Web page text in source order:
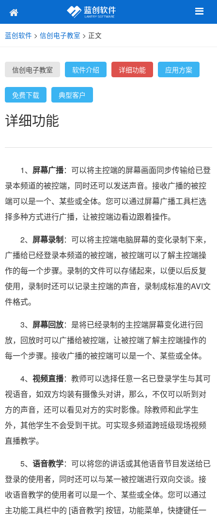
蓝创软件 > 信创电子教室 > 正文
信创电子教室 软件介绍 详细功能 应用方案
免费下载 典型客户
详细功能
1、 屏幕广播：可以将主控端的屏幕画面同步传输给已登
录本频道的被控端，同时还可以发送声音。接收广播的被控
端可以是一个、某些或全体。您可以通过屏幕广播工具栏选
择多种方式进行广播，让被控端边看边跟着操作。
2、 屏幕录制：可以将主控端电脑屏幕的变化录制下来，
广播给已经登录本频道的被控端，被控端可以了解主控端操
作的每一个步骤。录制的文件可以存储起来，以便以后反复
使用，录制时还可以记录主控端的声音，录制成标准的AVI文
件格式。
3、 屏幕回放：是将已经录制的主控端屏幕变化进行回
放，回放时可以广播给被控端，让被控端了解主控端操作的
每一个步骤。接收广播的被控端可以是一个、某些或全体。
4、 视频直播：教师可以选择任意一名已登录学生与其可
视语音，如双方均装有摄像头对讲，那么，不仅可以听到对
方的声音，还可以看见对方的实时影像。除教师和此学生
外，其他学生不会受到干扰。可实现多频道跨班级现场视频
直播教学。
5、 语音教学：可以将您的讲话或其他语音节目发送给已
登录的使用者，同时还可以与某一被控端进行双向交谈。接
收语音教学的使用者可以是一个、某些或全体。您可以通过
主功能工具栏中的 [语音教学] 按钮，功能菜单，快捷键任一